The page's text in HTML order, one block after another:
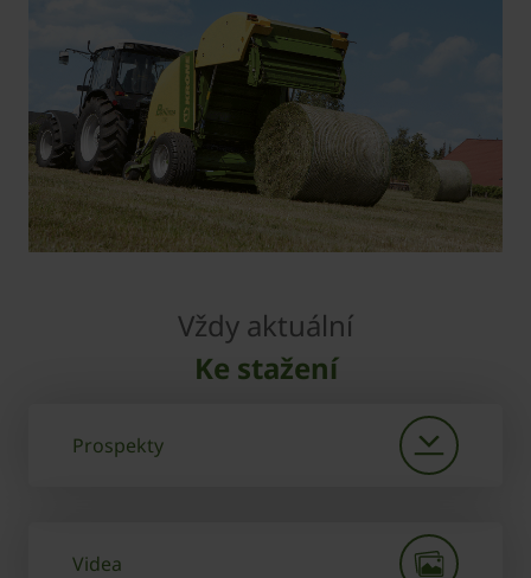
Vždy aktuální
Ke stažení
Prospekty
Videa